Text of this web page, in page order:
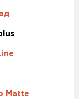
Matte